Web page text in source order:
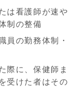
は看護師が速や
制の整備
員の勤務体制・
際に、保健師ま
受けた者はその